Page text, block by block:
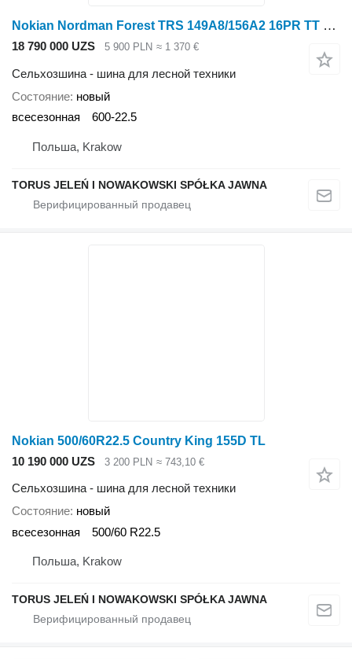
Nokian Nordman Forest TRS 149A8/156A2 16PR TT 600/50-22.5
18 790 000 UZS 5 900 PLN ≈ 1 370 €
Сельхозшина - шина для лесной техники
Состояние новый
всесезонная
600-22.5
Польша, Krakow
TORUS JELEŃ I NOWAKOWSKI SPÓŁKA JAWNA
Nokian 500/60R22.5 Country King 155D TL
10 190 000 UZS
3 200 PLN ≈ 743,10 €
Сельхозшина - шина для лесной техники
Состояние новый
всесезонная
500/60 R22.5
Польша, Krakow
TORUS JELEŃ I NOWAKOWSKI SPÓŁKA JAWNA